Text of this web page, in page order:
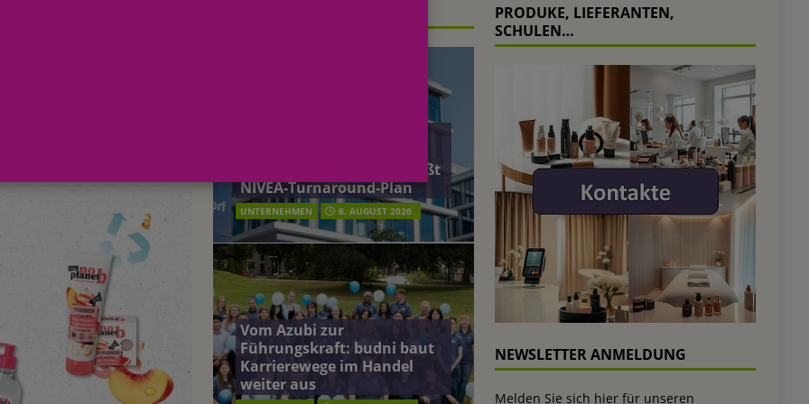
fördert ehrenamtliches Engagement der Mitarbeitenden in
Unternehmen gehört weltweit zu den Pionieren bei der
Konzern passt Prognose an und beschließt NIVEA-Turnaround-Plan
exklusive Kooperationsmarke
exklusive
Prognose an und beschließt
NIVEA-Turnaround-Plan
UNTERNEHMEN 6. AUGUST 2026
Vom Azubi zur
Führungskraft: budni baut
Karrierewege im Handel
weiter aus
PRODUKE, LIEFERANTEN,
SCHULEN…
NEWSLETTER ANMELDUNG
Melden Sie sich hier für unseren